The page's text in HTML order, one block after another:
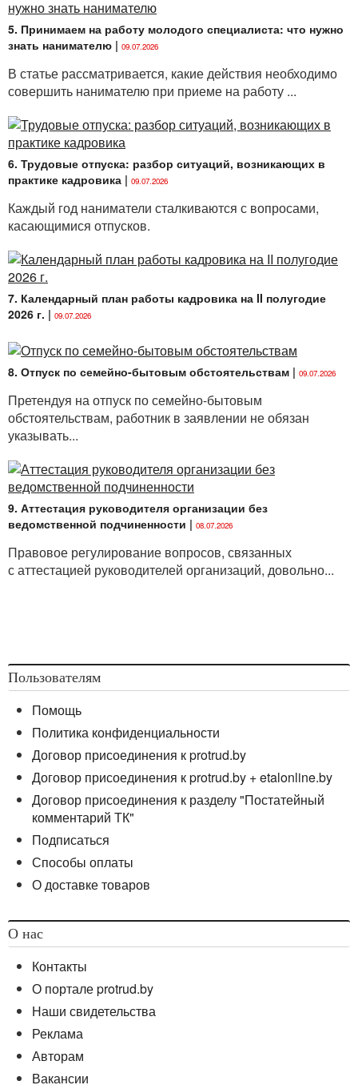
5. Принимаем на работу молодого специалиста: что нужно
знать нанимателю | 09.07.2026
В статье рассматривается, какие действия необходимо
совершить нанимателю при приеме на работу ...
6. Трудовые отпуска: разбор ситуаций, возникающих в
практике кадровика | 09.07.2026
Каждый год наниматели сталкиваются с вопросами,
касающимися отпусков.
7. Календарный план работы кадровика на II полугодие
2026 г. | 09.07.2026
8. Отпуск по семейно-бытовым обстоятельствам | 09.07.2026
Претендуя на отпуск по семейно-бытовым
обстоятельствам, работник в заявлении не обязан
указывать...
9. Аттестация руководителя организации без
ведомственной подчиненности | 08.07.2026
Правовое регулирование вопросов, связанных
с аттестацией руководителей организаций, довольно...
Пользователям
Помощь
Политика конфиденциальности
Договор присоединения к protrud.by
Договор присоединения к protrud.by + etalonline.by
Договор присоединения к разделу "Постатейный
комментарий ТК"
Подписаться
Способы оплаты
О доставке товаров
О нас
Контакты
О портале protrud.by
Наши свидетельства
Реклама
Авторам
Вакансии